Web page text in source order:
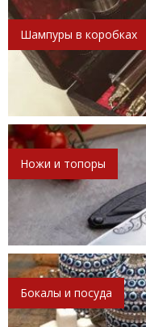
Шампуры в коробках
Ножи и топоры
Бокалы и посуда